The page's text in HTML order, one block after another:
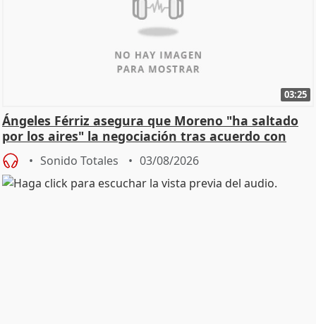
03:25
Ángeles Férriz asegura que Moreno "ha saltado
por los aires" la negociación tras acuerdo con
SMA
Sonido Totales 03/08/2026